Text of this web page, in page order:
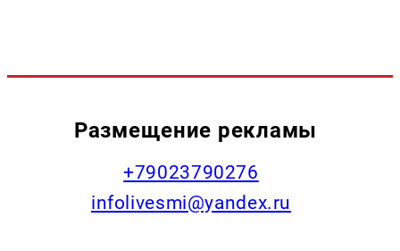
Размещение рекламы
+79023790276
infolivesmi@yandex.ru